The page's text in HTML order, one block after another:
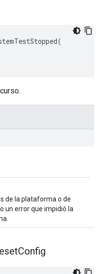
de la plataforma o de
un error que impidió la
Config